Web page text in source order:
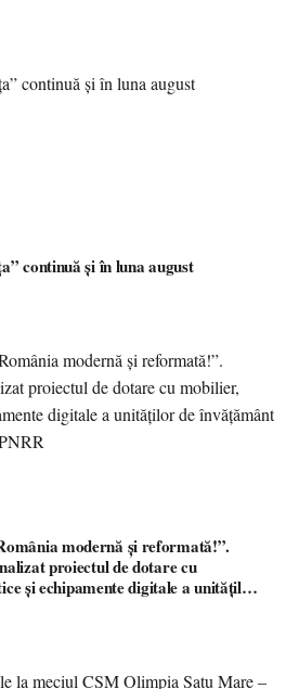
continuă și în luna august
modernă și reformată!”.
proiectul de dotare cu
și echipamente digitale a unităților